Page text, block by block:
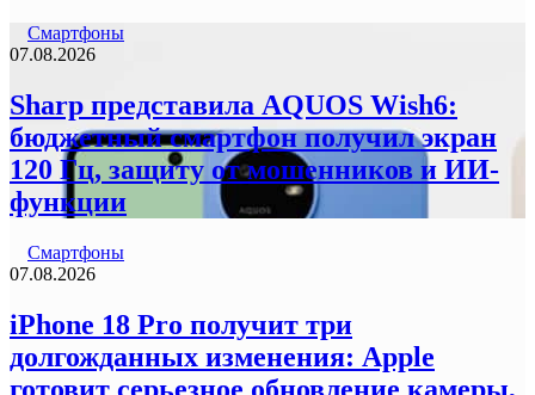
Смартфоны
07.08.2026
Sharp представила AQUOS Wish6:
бюджетный смартфон получил экран
120 Гц, защиту от мошенников и ИИ-
функции
Смартфоны
07.08.2026
iPhone 18 Pro получит три
долгожданных изменения: Apple
готовит серьезное обновление камеры,